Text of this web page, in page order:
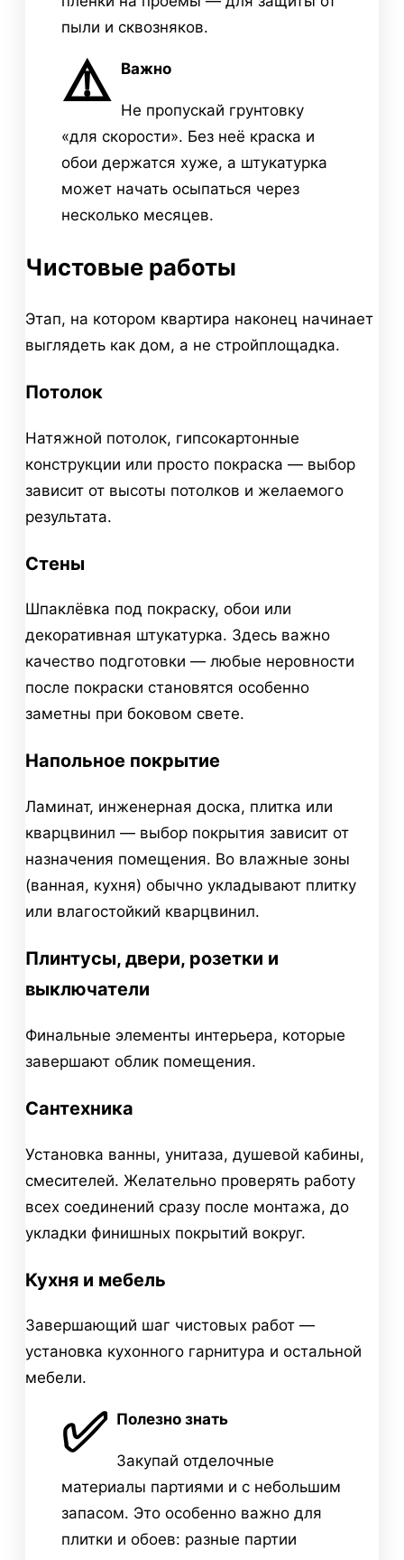
пыли и сквозняков.
⚠️ Важно
Не пропускай грунтовку
«для скорости». Без неё краска и
обои держатся хуже, а штукатурка
может начать осыпаться через
несколько месяцев.
Чистовые работы
Этап, на котором квартира наконец начинает
выглядеть как дом, а не стройплощадка.
Потолок
Натяжной потолок, гипсокартонные
конструкции или просто покраска — выбор
зависит от высоты потолков и желаемого
результата.
Стены
Шпаклёвка под покраску, обои или
декоративная штукатурка. Здесь важно
качество подготовки — любые неровности
после покраски становятся особенно
заметны при боковом свете.
Напольное покрытие
Ламинат, инженерная доска, плитка или
кварцвинил — выбор покрытия зависит от
назначения помещения. Во влажные зоны
(ванная, кухня) обычно укладывают плитку
или влагостойкий кварцвинил.
Плинтусы, двери, розетки и
выключатели
Финальные элементы интерьера, которые
завершают облик помещения.
Сантехника
Установка ванны, унитаза, душевой кабины,
смесителей. Желательно проверять работу
всех соединений сразу после монтажа, до
укладки финишных покрытий вокруг.
Кухня и мебель
Завершающий шаг чистовых работ —
установка кухонного гарнитура и остальной
мебели.
✅ Полезно знать
Закупай отделочные
материалы партиями и с небольшим
запасом. Это особенно важно для
плитки и обоев: разные партии